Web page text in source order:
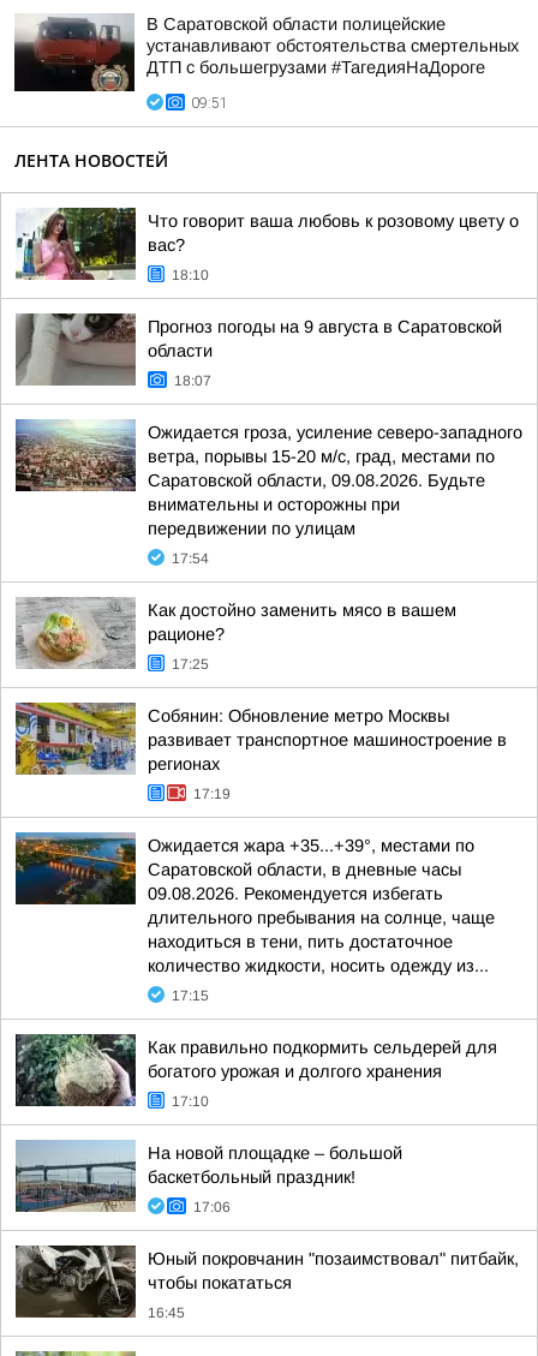
В Саратовской области полицейские
устанавливают обстоятельства смертельных
ДТП с большегрузами #ТагедияНаДороге
09:51
ЛЕНТА НОВОСТЕЙ
Что говорит ваша любовь к розовому цвету о
вас?
18:10
Прогноз погоды на 9 августа в Саратовской
области
18:07
Ожидается гроза, усиление северо-западного
ветра, порывы 15-20 м/с, град, местами по
Саратовской области, 09.08.2026. Будьте
внимательны и осторожны при
передвижении по улицам
17:54
Как достойно заменить мясо в вашем
рационе?
17:25
Собянин: Обновление метро Москвы
развивает транспортное машиностроение в
регионах
17:19
Ожидается жара +35...+39°, местами по
Саратовской области, в дневные часы
09.08.2026. Рекомендуется избегать
длительного пребывания на солнце, чаще
находиться в тени, пить достаточное
количество жидкости, носить одежду из...
17:15
Как правильно подкормить сельдерей для
богатого урожая и долгого хранения
17:10
На новой площадке – большой
баскетбольный праздник!
17:06
Юный покровчанин "позаимствовал" питбайк,
чтобы покататься
16:45